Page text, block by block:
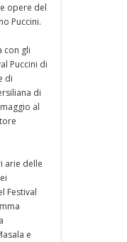
opere del
Puccini.
con gli
Puccini di
di
di
al
arie delle
Festival
e